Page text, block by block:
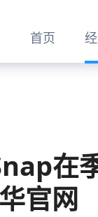
首页
在
官网